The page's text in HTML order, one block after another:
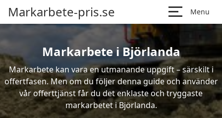
Markarbete-pris.se Menu
Markarbete i Björlanda
Markarbete kan vara en utmanande uppgift – särskilt i
offertfasen. Men om du följer denna guide och använder
vår offerttjänst får du det enklaste och tryggaste
markarbetet i Björlanda.